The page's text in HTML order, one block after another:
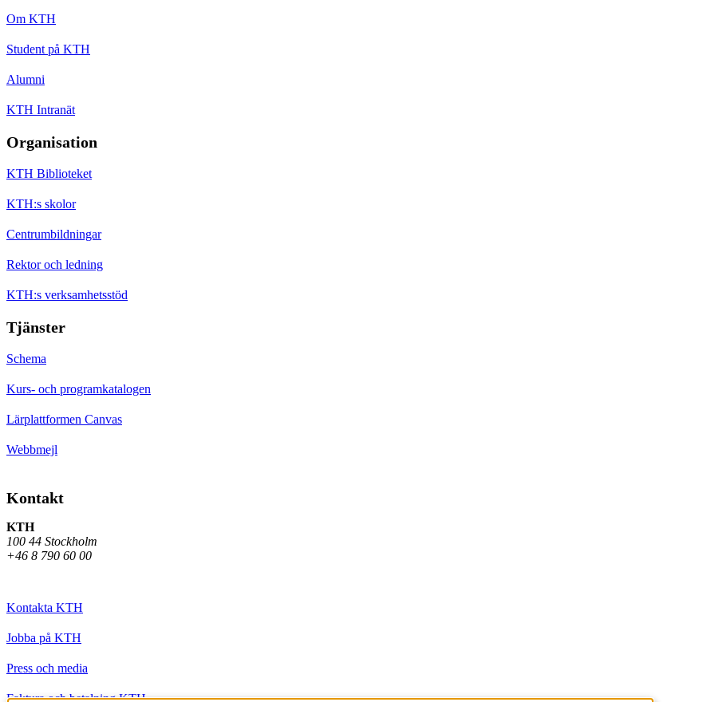
Om KTH
Student på KTH
Alumni
KTH Intranät
Organisation
KTH Biblioteket
KTH:s skolor
Centrumbildningar
Rektor och ledning
KTH:s verksamhetsstöd
Tjänster
Schema
Kurs- och programkatalogen
Lärplattformen Canvas
Webbmejl
Kontakt
KTH
100 44 Stockholm
+46 8 790 60 00
Kontakta KTH
Jobba på KTH
Press och media
Faktura och betalning KTH